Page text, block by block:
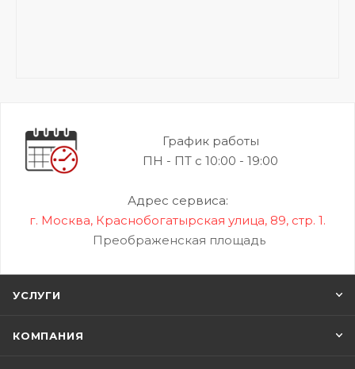
График работы
ПН - ПТ с 10:00 - 19:00
Адрес сервиса:
г. Москва, Краснобогатырская улица, 89, стр. 1.
Преображенская площадь
УСЛУГИ
КОМПАНИЯ